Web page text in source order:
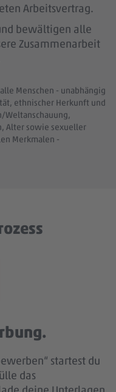
Arbeitsvertrag.
bewältigen alle
Zusammenarbeit
Menschen - unabhängig
ethnischer Herkunft und
Weltanschauung,
Alter sowie sexueller
Merkmalen -
startest du
das